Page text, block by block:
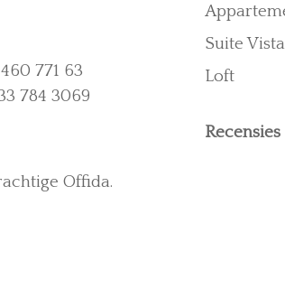
771 63
784 3069
Offida.
Suite Vista
Loft
Recensies